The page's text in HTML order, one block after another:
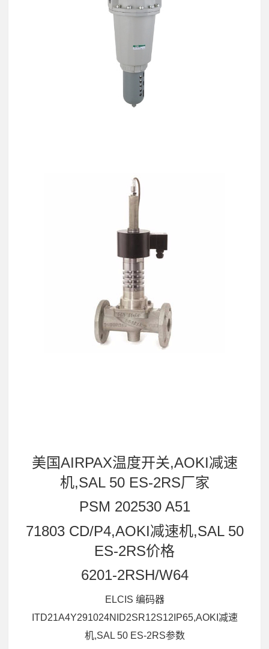
美国AIRPAX温度开关,AOKI减速
机,SAL 50 ES-2RS厂家
PSM 202530 A51
71803 CD/P4,AOKI减速机,SAL 50
ES-2RS价格
6201-2RSH/W64
ELCIS 编码器
ITD21A4Y291024NID2SR12S12IP65,AOKI减速
机,SAL 50 ES-2RS参数